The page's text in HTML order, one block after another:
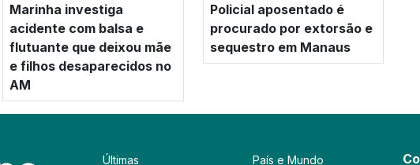
Marinha investiga
acidente com balsa e
flutuante que deixou mãe
e filhos desaparecidos no
AM
Policial aposentado é
procurado por extorsão e
sequestro em Manaus
Últimas País e Mundo